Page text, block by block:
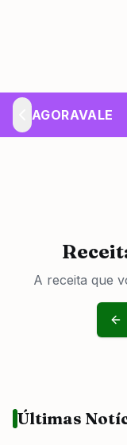
AGORAVALE
A receita que
Últimas